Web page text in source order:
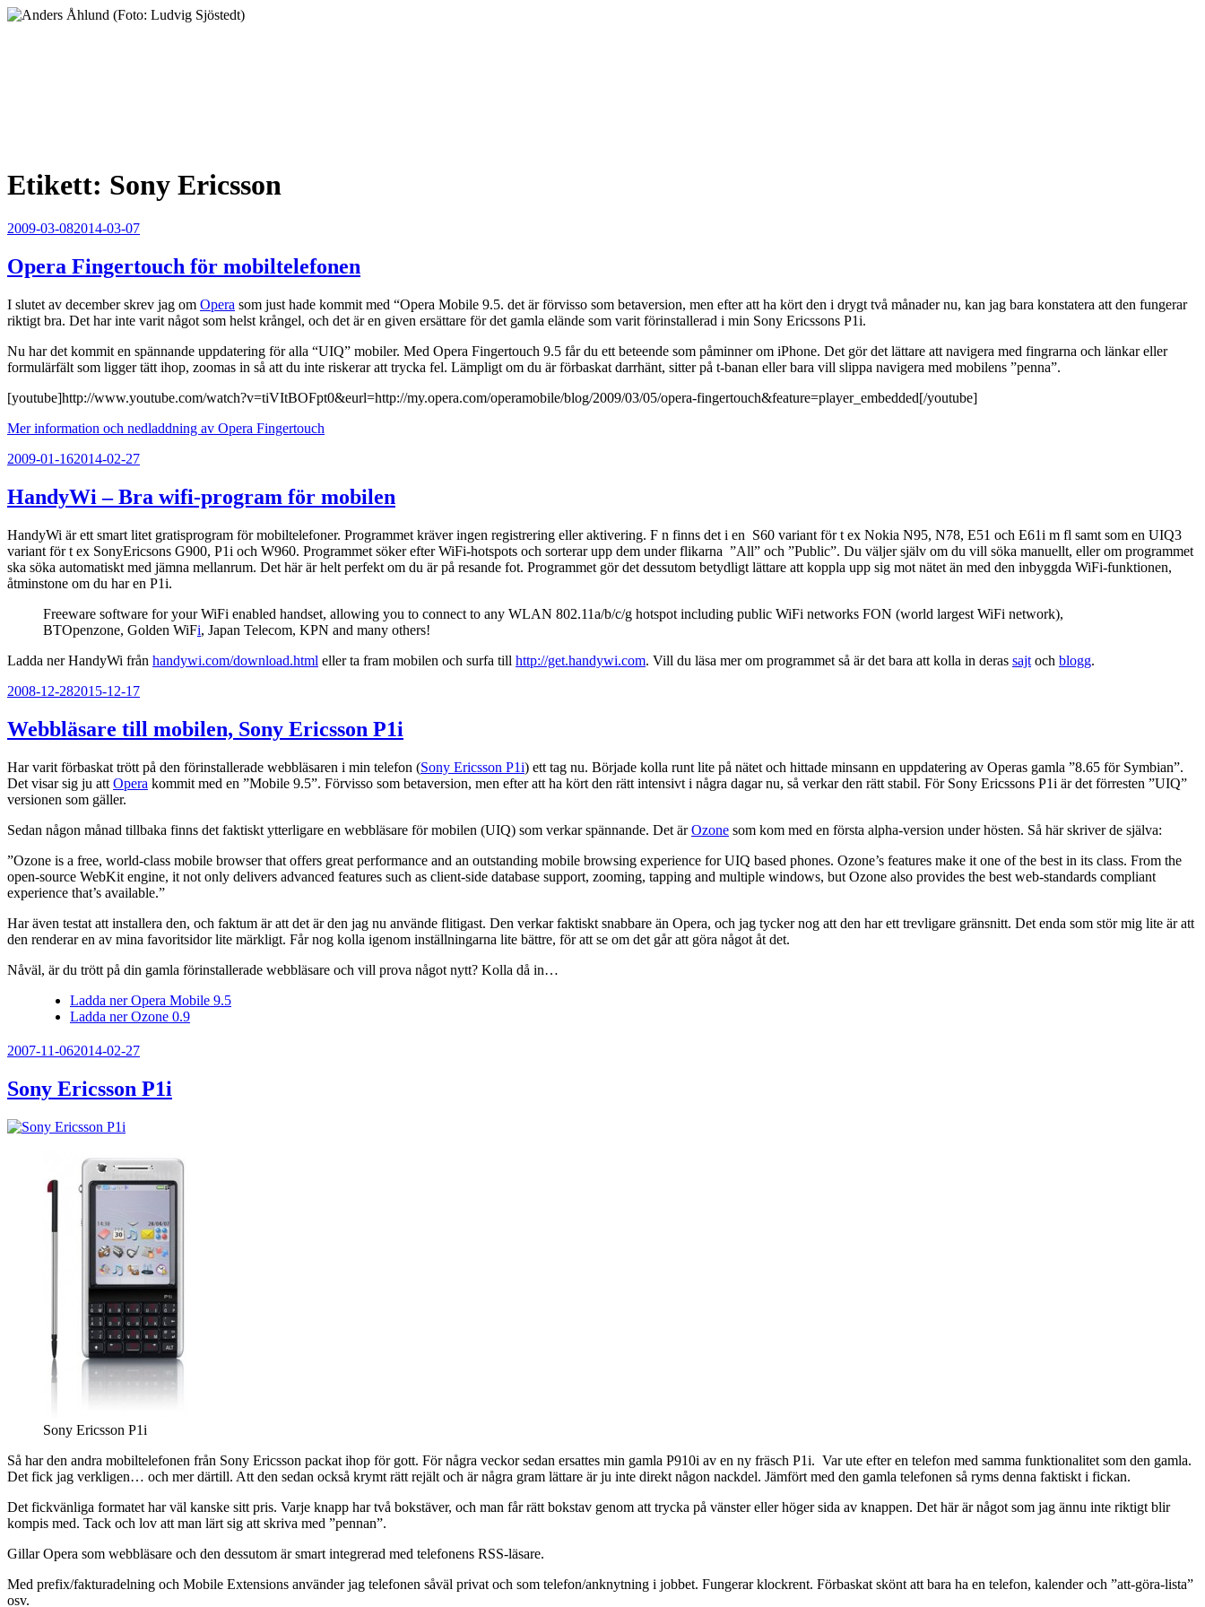
Hoppa
Etikett: Sony Ericsson
Publicerat
2009-03-082014-03-07
Opera Fingertouch för mobiltelefonen
I slutet av december skrev jag om Opera som just hade kommit med “Opera Mobile 9.5. det är förvisso som betaversion, men efter att ha kört den i drygt två månader nu, kan jag bara konstatera att den fungerar
riktigt bra. Det har inte varit något som helst krångel, och det är en given ersättare för det gamla elände som varit förinstallerad i min Sony Ericssons P1i.
Nu har det kommit en spännande uppdatering för alla “UIQ” mobiler. Med Opera Fingertouch 9.5 får du ett beteende som påminner om iPhone. Det gör det lättare att navigera med fingrarna och länkar eller
formulärfält som ligger tätt ihop, zoomas in så att du inte riskerar att trycka fel. Lämpligt om du är förbaskat darrhänt, sitter på t-banan eller bara vill slippa navigera med mobilens ”penna”.
[youtube]http://www.youtube.com/watch?v=tiVItBOFpt0&eurl=http://my.opera.com/operamobile/blog/2009/03/05/opera-fingertouch&feature=player_embedded[/youtube]
Mer information och nedladdning av Opera Fingertouch
Publicerat
2009-01-162014-02-27
HandyWi – Bra wifi-program för mobilen
HandyWi är ett smart litet gratisprogram för mobiltelefoner. Programmet kräver ingen registrering eller aktivering. F n finns det i en S60 variant för t ex Nokia N95, N78, E51 och E61i m fl samt som en UIQ3
variant för t ex SonyEricsons G900, P1i och W960. Programmet söker efter WiFi-hotspots och sorterar upp dem under flikarna ”All” och ”Public”. Du väljer själv om du vill söka manuellt, eller om programmet
ska söka automatiskt med jämna mellanrum. Det här är helt perfekt om du är på resande fot. Programmet gör det dessutom betydligt lättare att koppla upp sig mot nätet än med den inbyggda WiFi-funktionen,
åtminstone om du har en P1i.
Freeware software for your WiFi enabled handset, allowing you to connect to any WLAN 802.11a/b/c/g hotspot including public WiFi networks FON (world largest WiFi network),
BTOpenzone, Golden WiFi, Japan Telecom, KPN and many others!
Ladda ner HandyWi från handywi.com/download.html eller ta fram mobilen och surfa till http://get.handywi.com. Vill du läsa mer om programmet så är det bara att kolla in deras sajt och blogg.
Publicerat
2008-12-282015-12-17
Webbläsare till mobilen, Sony Ericsson P1i
Har varit förbaskat trött på den förinstallerade webbläsaren i min telefon (Sony Ericsson P1i) ett tag nu. Började kolla runt lite på nätet och hittade minsann en uppdatering av Operas gamla ”8.65 för Symbian”.
Det visar sig ju att Opera kommit med en ”Mobile 9.5”. Förvisso som betaversion, men efter att ha kört den rätt intensivt i några dagar nu, så verkar den rätt stabil. För Sony Ericssons P1i är det förresten ”UIQ”
versionen som gäller.
Sedan någon månad tillbaka finns det faktiskt ytterligare en webbläsare för mobilen (UIQ) som verkar spännande. Det ärOzone som kom med en första alpha-version under hösten. Så här skriver de själva:
”Ozone is a free, world-class mobile browser that offers great performance and an outstanding mobile browsing experience for UIQ based phones. Ozone’s features make it one of the best in its class. From the
open-source WebKit engine, it not only delivers advanced features such as client-side database support, zooming, tapping and multiple windows, but Ozone also provides the best web-standards compliant
experience that’s available.”
Har även testat att installera den, och faktum är att det är den jag nu använde flitigast. Den verkar faktiskt snabbare än Opera, och jag tycker nog att den har ett trevligare gränsnitt. Det enda som stör mig lite är att
den renderar en av mina favoritsidor lite märkligt. Får nog kolla igenom inställningarna lite bättre, för att se om det går att göra något åt det.
Nåväl, är du trött på din gamla förinstallerade webbläsare och vill prova något nytt? Kolla då in…
Ladda ner Opera Mobile 9.5
Ladda ner Ozone 0.9
Publicerat
2007-11-062014-02-27
Sony Ericsson P1i
Sony Ericsson P1i
Så har den andra mobiltelefonen från Sony Ericsson packat ihop för gott. För några veckor sedan ersattes min gamla P910i av en ny fräsch P1i. Var ute efter en telefon med samma funktionalitet som den gamla.
Det fick jag verkligen… och mer därtill. Att den sedan också krymt rätt rejält och är några gram lättare är ju inte direkt någon nackdel. Jämfört med den gamla telefonen så ryms denna faktiskt i fickan.
Det fickvänliga formatet har väl kanske sitt pris. Varje knapp har två bokstäver, och man får rätt bokstav genom att trycka på vänster eller höger sida av knappen. Det här är något som jag ännu inte riktigt blir
kompis med. Tack och lov att man lärt sig att skriva med ”pennan”.
Gillar Opera som webbläsare och den dessutom är smart integrerad med telefonens RSS-läsare.
Med prefix/fakturadelning och Mobile Extensions använder jag telefonen såväl privat och som telefon/anknytning i jobbet. Fungerar klockrent. Förbaskat skönt att bara ha en telefon, kalender och ”att-göra-lista”
osv.